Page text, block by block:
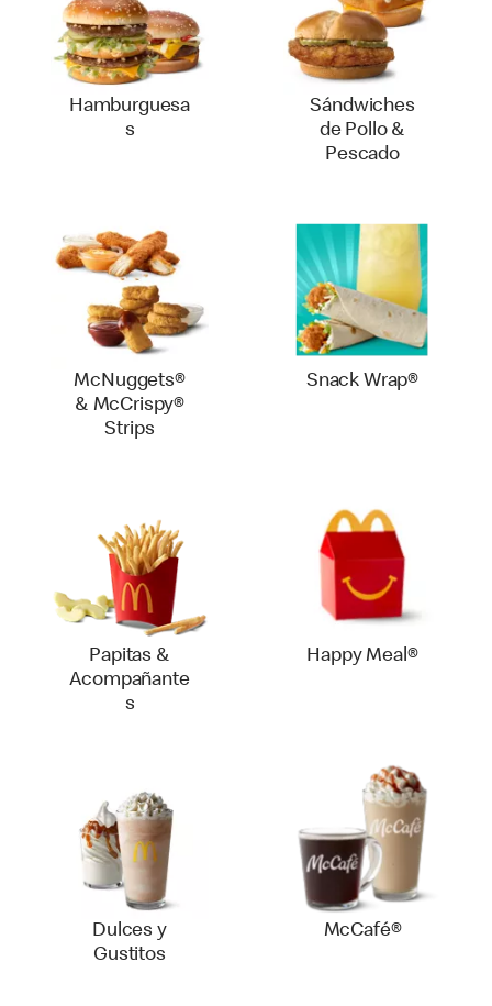
Hamburguesa
s
Sándwiches
de Pollo &
Pescado
McNuggets®
& McCrispy®
Strips
Snack Wrap®
Papitas &
Acompañante
s
Happy Meal®
Dulces y
Gustitos
McCafé®